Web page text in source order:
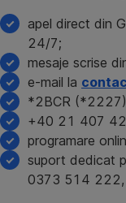
apel direct din
24/7;
mesaje scrise
e-mail la
*2BCR (*2227)
+40 21 407 42
programare
suport dedicat
0373 514 222,